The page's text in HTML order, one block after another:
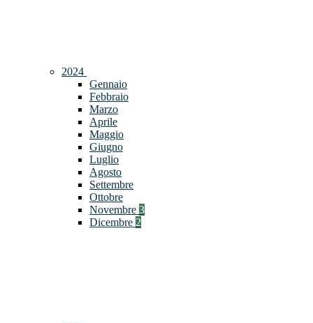
2024
Gennaio
Febbraio
Marzo
Aprile
Maggio
Giugno
Luglio
Agosto
Settembre
Ottobre
Novembre 3
Dicembre 2